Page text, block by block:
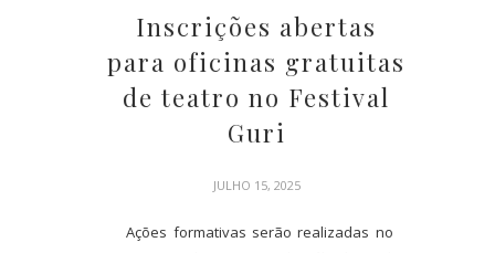
Inscrições abertas
para oficinas gratuitas
de teatro no Festival
Guri
JULHO 15, 2025
Ações formativas serão realizadas no